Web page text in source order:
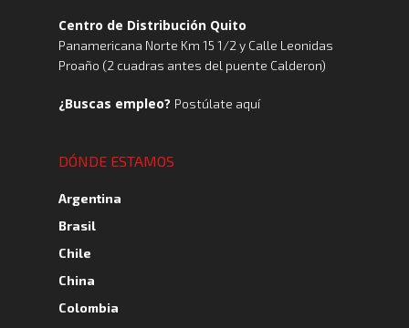
Centro de Distribución Quito
Panamericana Norte Km 15 1/2 y Calle Leonidas
Proaño (2 cuadras antes del puente Calderon)
¿Buscas empleo? Postúlate aquí
DÓNDE ESTAMOS
Argentina
Brasil
Chile
China
Colombia